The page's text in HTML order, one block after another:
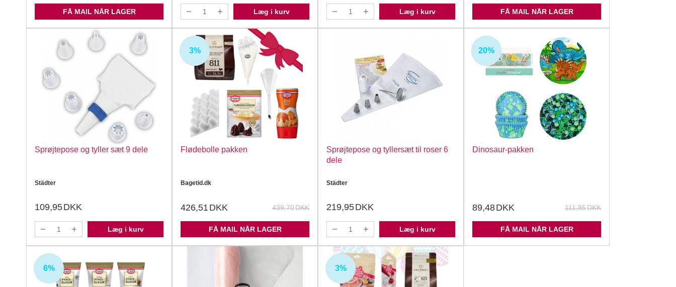
FÅ MAIL NÅR LAGER Læg i kurv Læg i kurv FÅ MAIL NÅR LAGER
Sprøjtepose og tyller sæt 9 dele
Städter
109,95DKK
Læg i kurv
UDSOLGT
3%
Flødebolle pakken
Bagetid.dk
439,70DKK
426,51DKK
FÅ MAIL NÅR LAGER
Sprøjtepose og tyllersæt til roser 6
dele
Städter
219,95DKK
Læg i kurv
UDSOLGT
20%
Dinosaur-pakken
111,85DKK
89,48DKK
FÅ MAIL NÅR LAGER
UDSOLGT
6% 3%